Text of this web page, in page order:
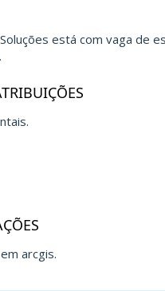
está com vaga de
arcgis.